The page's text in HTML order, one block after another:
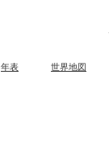
年表 世界地図